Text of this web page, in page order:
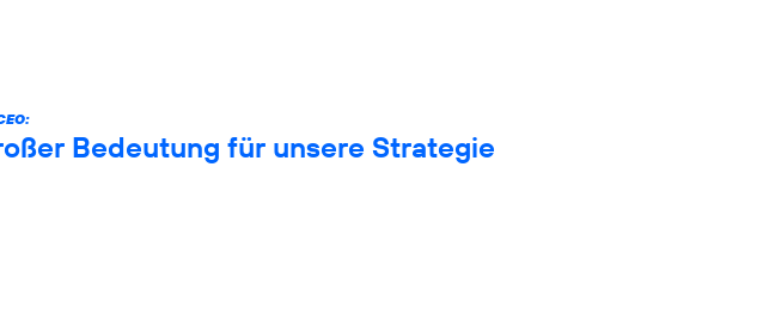
Bedeutung für unsere Strategie